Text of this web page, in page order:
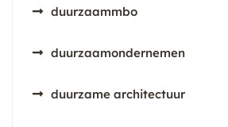
duurzaammbo
duurzaamondernemen
duurzame architectuur